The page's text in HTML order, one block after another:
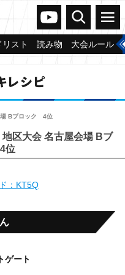
ヴァンガードch
検索 メニュー
スト 読み物 大会ルール
レシピ
場 Bブロック 4位
区大会 名古屋会場 Bブ
位
：KT5Q
ゲート